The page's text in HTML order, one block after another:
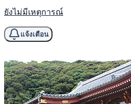
ยังไม่มีเหตุการณ์
แจ้งเตือน